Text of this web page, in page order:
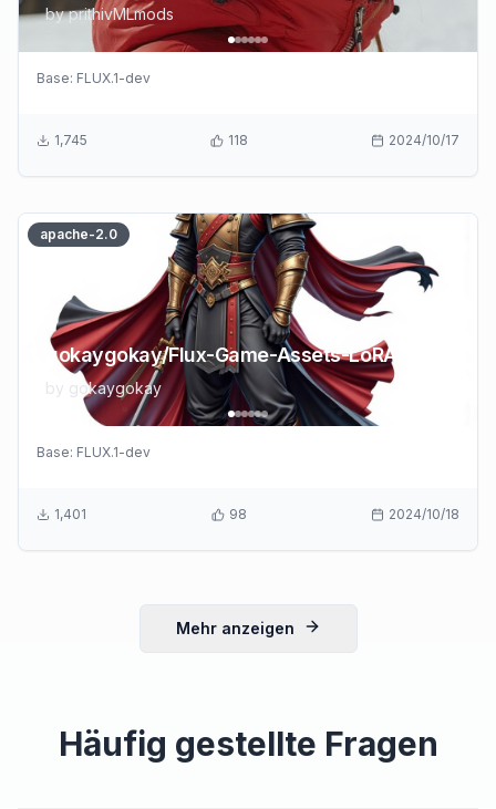
byprithivMLmods
Base: FLUX.1-dev
1,745 118 2024/10/17
apache-2.0
gokaygokay/Flux-Game-Assets-LoRA-v2
by gokaygokay
Base: FLUX.1-dev
1,401 98 2024/10/18
Mehr anzeigen
Häufig gestellte Fragen